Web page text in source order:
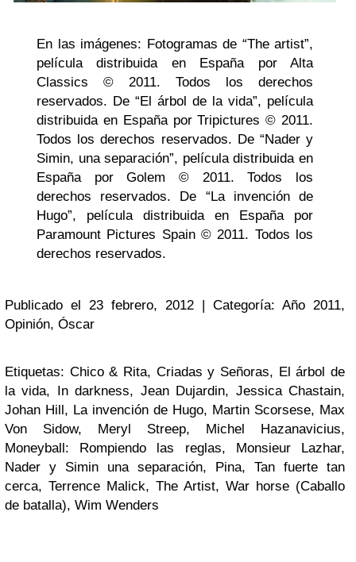
En las imágenes: Fotogramas de “The artist”,
película distribuida en España por Alta
Classics © 2011. Todos los derechos
reservados. De “El árbol de la vida”, película
distribuida en España por Tripictures © 2011.
Todos los derechos reservados. De “Nader y
Simin, una separación”, película distribuida en
España por Golem © 2011. Todos los
derechos reservados. De “La invención de
Hugo”, película distribuida en España por
Paramount Pictures Spain © 2011. Todos los
derechos reservados.
Publicado el 23 febrero, 2012 | Categoría: Año 2011,
Opinión, Óscar
Etiquetas: Chico & Rita, Criadas y Señoras, El árbol de
la vida, In darkness, Jean Dujardin, Jessica Chastain,
Johan Hill, La invención de Hugo, Martin Scorsese, Max
Von Sidow, Meryl Streep, Michel Hazanavicius,
Moneyball: Rompiendo las reglas, Monsieur Lazhar,
Nader y Simin una separación, Pina, Tan fuerte tan
cerca, Terrence Malick, The Artist, War horse (Caballo
de batalla), Wim Wenders